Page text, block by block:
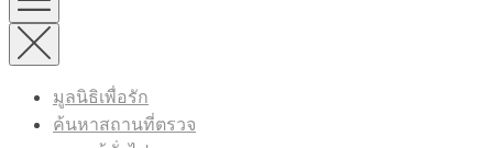
มูลนิธิเพื่อรัก
ค้นหาสถานที่ตรวจ